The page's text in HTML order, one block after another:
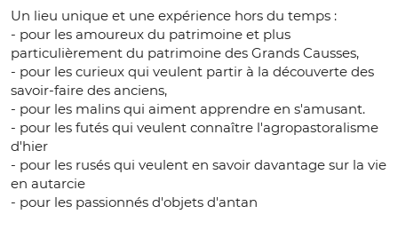
Un lieu unique et une expérience hors du temps :
- pour les amoureux du patrimoine et plus
particulièrement du patrimoine des Grands Causses,
- pour les curieux qui veulent partir à la découverte des
savoir-faire des anciens,
- pour les malins qui aiment apprendre en s'amusant.
- pour les futés qui veulent connaître l'agropastoralisme
d'hier
- pour les rusés qui veulent en savoir davantage sur la vie
en autarcie
- pour les passionnés d'objets d'antan